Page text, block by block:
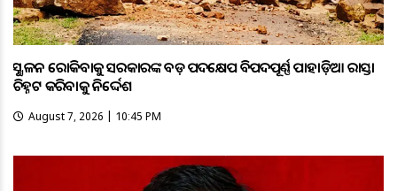
ଭୂସ୍ଖଳନ ରୋକିବାକୁ ସରକାରଙ୍କ ବଡ଼ ପଦକ୍ଷେପ ବିପଦପୂର୍ଣ୍ଣ ପାହାଡ଼ିଆ ରାସ୍ତା
ଚିହ୍ନଟ କରିବାକୁ ନିର୍ଦ୍ଦେଶ
August 7, 2026 | 10:45 PM